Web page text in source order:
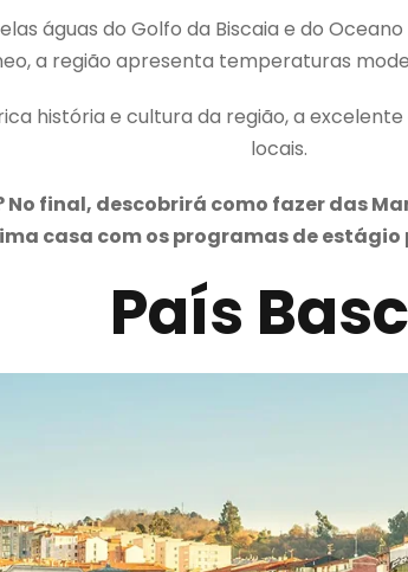
águas do Golfo da Biscaia e do
a região apresenta temperaturas
história e cultura da região, a
locais.
No final, descobrirá como fazer das
casa com os programas de
País